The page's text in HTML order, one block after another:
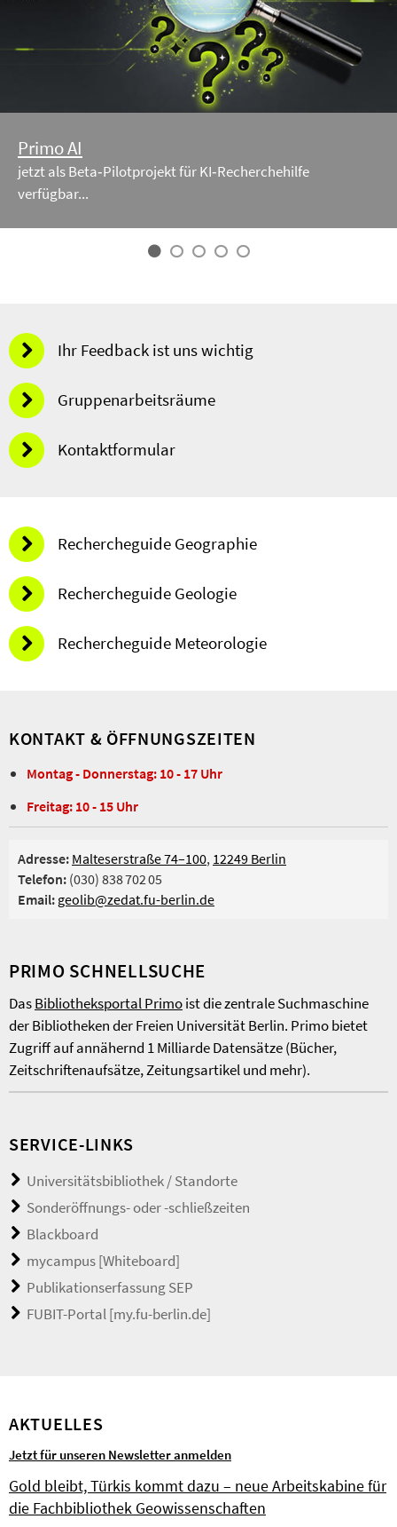
Primo AI
jetzt als Beta‑Pilotprojekt für KI‑Recherchehilfe
verfügbar...
Ihr Feedback ist uns wichtig
Gruppenarbeitsräume
Kontaktformular
Rechercheguide Geographie
Rechercheguide Geologie
Rechercheguide Meteorologie
KONTAKT & ÖFFNUNGSZEITEN
Montag - Donnerstag: 10 - 17 Uhr
Freitag: 10 - 15 Uhr
Adresse: Malteserstraße 74–100, 12249 Berlin
Telefon: (030) 838 702 05
Email: geolib@zedat.fu-berlin.de
PRIMO SCHNELLSUCHE
DasBibliotheksportal Primoist die zentrale Suchmaschine
der Bibliotheken der Freien Universität Berlin. Primo bietet
Zugriff auf annähernd 1 Milliarde Datensätze (Bücher,
Zeitschriftenaufsätze, Zeitungsartikel und mehr).
SERVICE-LINKS
Universitätsbibliothek / Standorte
Sonderöffnungs- oder -schließzeiten
Blackboard
mycampus [Whiteboard]
Publikationserfassung SEP
FUBIT-Portal [my.fu-berlin.de]
AKTUELLES
Jetzt für unseren Newsletter anmelden
Gold bleibt, Türkis kommt dazu – neue Arbeitskabine für
die Fachbibliothek Geowissenschaften